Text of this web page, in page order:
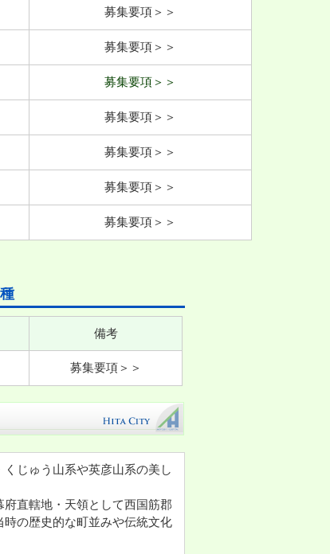
募集要項＞＞
募集要項＞＞
募集要項＞＞
募集要項＞＞
募集要項＞＞
募集要項＞＞
募集要項＞＞
備考
募集要項＞＞
じゅう山系や英彦山系の美し
直轄地・天領として西国筋郡
の歴史的な町並みや伝統文化